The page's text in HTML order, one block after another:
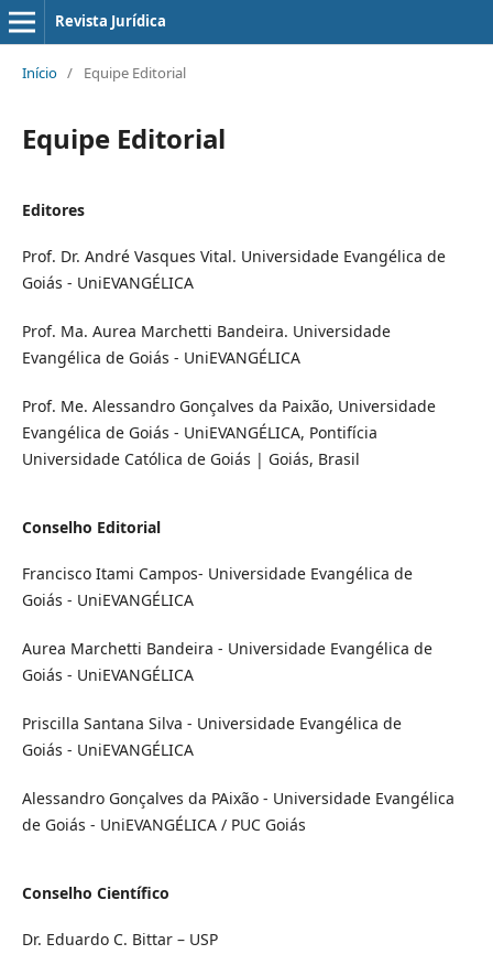
Revista Jurídica
Início / Equipe Editorial
Equipe Editorial
Editores
Prof. Dr. André Vasques Vital. Universidade Evangélica de
Goiás - UniEVANGÉLICA
Prof. Ma. Aurea Marchetti Bandeira. Universidade
Evangélica de Goiás - UniEVANGÉLICA
Prof. Me. Alessandro Gonçalves da Paixão, Universidade
Evangélica de Goiás - UniEVANGÉLICA, Pontifícia
Universidade Católica de Goiás | Goiás, Brasil
Conselho Editorial
Francisco Itami Campos- Universidade Evangélica de
Goiás - UniEVANGÉLICA
Aurea Marchetti Bandeira - Universidade Evangélica de
Goiás - UniEVANGÉLICA
Priscilla Santana Silva - Universidade Evangélica de
Goiás - UniEVANGÉLICA
Alessandro Gonçalves da PAixão - Universidade Evangélica
de Goiás - UniEVANGÉLICA / PUC Goiás
Conselho Científico
Dr. Eduardo C. Bittar – USP